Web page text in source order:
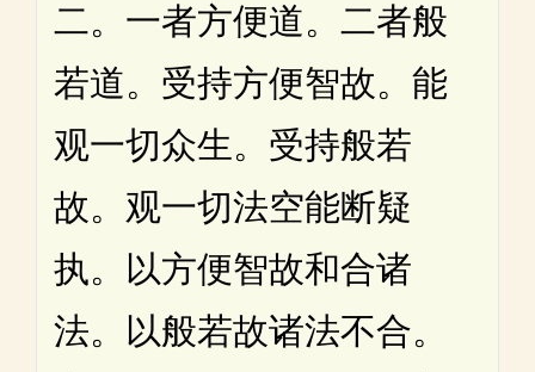
二。一者方便道。二者般
若道。受持方便智故。能
观一切众生。受持般若
故。观一切法空能断疑
执。以方便智故和合诸
法。以般若故诸法不合。